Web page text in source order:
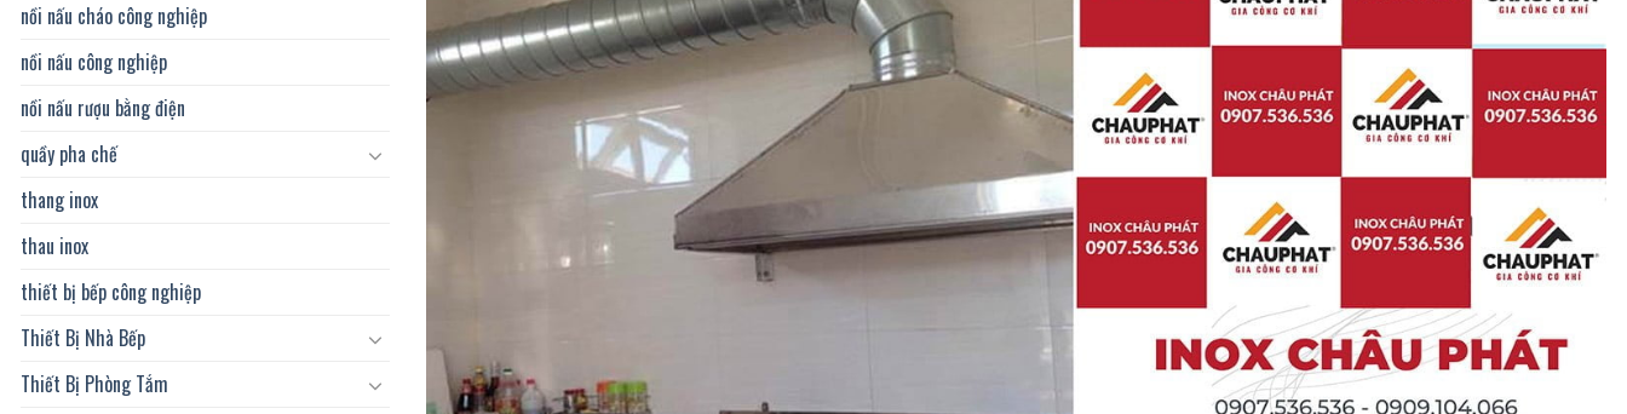
nồi nấu cháo công nghiệp
nồi nấu công nghiệp
nồi nấu rượu bằng điện
quầy pha chế
thang inox
thau inox
thiết bị bếp công nghiệp
Thiết Bị Nhà Bếp
Thiết Bị Phòng Tắm